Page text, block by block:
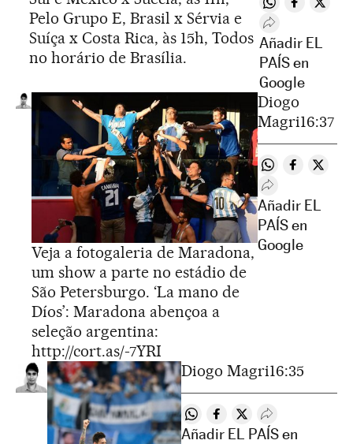
Pelo Grupo E, Brasil x Sérvia e
Suíça x Costa Rica, às 15h, Todos
no horário de Brasília.
Compartir en
Compartir
Desplegar
Añadir EL
PAÍS en
Google
Veja a fotogaleria de Maradona,
um show a parte no estádio de
São Petersburgo. ‘La mano de
Díos’: Maradona abençoa a
seleção argentina:
http://cort.as/-7YRI
Diogo
Magri16:37
Compartir en
Compartir
Desplegar
Añadir EL
PAÍS en
Google
Diogo Magri16:35
Compartir en Whatsapp
Compartir en Facebook
Compartir en Twitter
Desplegar
Añadir EL PAÍS en